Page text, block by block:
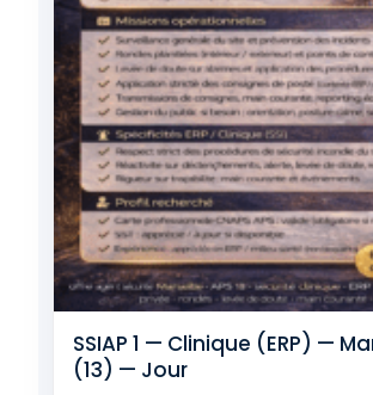
SSIAP 1 — Clinique (ERP) —
(13) — Jour